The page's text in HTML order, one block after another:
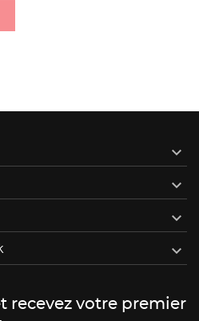




recevez votre premier